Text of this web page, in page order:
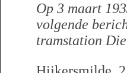
Op 3 maart
volgende
tramstation